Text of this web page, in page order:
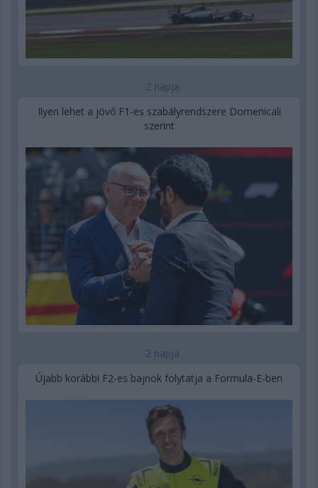
2 napja
Ilyen lehet a jövő F1-es szabályrendszere Domenicali
szerint
2 napja
Újabb korábbi F2-es bajnok folytatja a Formula-E-ben